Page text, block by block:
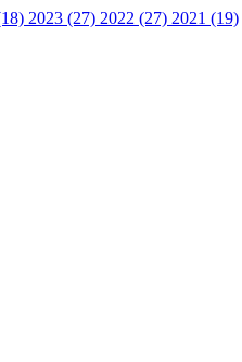
2023 (27) 2022 (27) 2021 (19)